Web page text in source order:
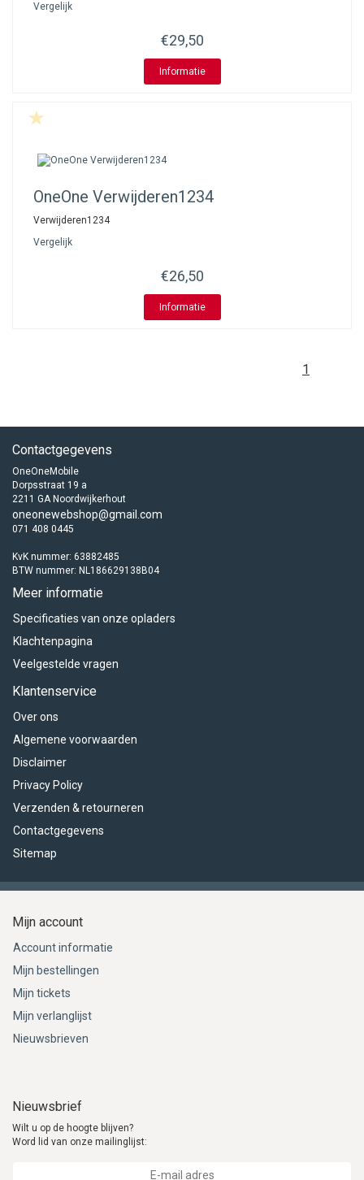
Vergelijk
€29,50
Informatie
OneOne Verwijderen1234
Verwijderen1234
Vergelijk
€26,50
Informatie
1
Contactgegevens
OneOneMobile
Dorpsstraat 19 a
2211 GA Noordwijkerhout
oneonewebshop@gmail.com
071 408 0445
KvK nummer: 63882485
BTW nummer: NL186629138B04
Meer informatie
Specificaties van onze opladers
Klachtenpagina
Veelgestelde vragen
Klantenservice
Over ons
Algemene voorwaarden
Disclaimer
Privacy Policy
Verzenden & retourneren
Contactgegevens
Sitemap
Mijn account
Account informatie
Mijn bestellingen
Mijn tickets
Mijn verlanglijst
Nieuwsbrieven
Nieuwsbrief
Wilt u op de hoogte blijven?
Word lid van onze mailinglijst: